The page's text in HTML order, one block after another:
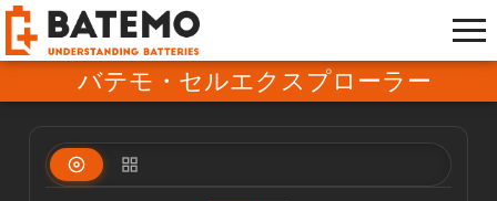
バテモ・セルエクスプローラー